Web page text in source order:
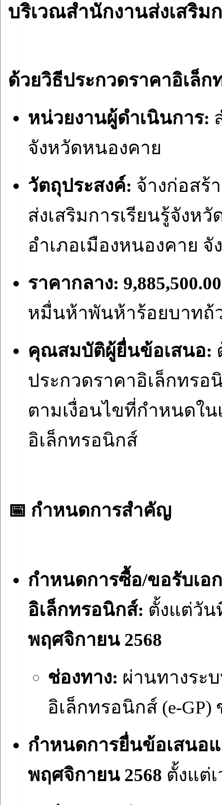
บริเวณสำนักงานส่งเสริม
ด้วยวิธีประกวดราคาอิเล็ก
หน่วยงานผู้ดำเนินการ:
จังหวัดหนองคาย
วัตถุประสงค์: จ้างก่อสร้
ส่งเสริมการเรียนรู้จังห
อำเภอเมืองหนองคาย
ราคากลาง:
หมื่นห้าพันห้าร้อยบาทถ้
คุณสมบัติผู้ยื่นข้อเสนอ:
ประกวดราคาอิเล็กทร
ตามเงื่อนไขที่กำหนดใน
อิเล็กทรอนิกส์
📅 กำหนดการสำคัญ
กำหนดการซื้อ/ขอรับเอ
อิเล็กทรอนิกส์: ตั้งแต่วั
พฤศจิกายน 2568
ช่องทาง: ผ่านทางระ
อิเล็กทรอนิกส์ (e-
กำหนดการยื่นข้อเสนอ
พฤศจิกายน 2568 ตั้งแต่